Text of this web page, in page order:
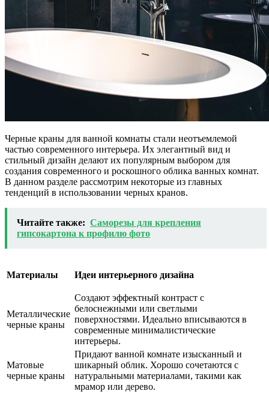
Черные краны для ванной комнаты стали неотъемлемой
частью современного интерьера. Их элегантный вид и
стильный дизайн делают их популярным выбором для
создания современного и роскошного облика ванных комнат.
В данном разделе рассмотрим некоторые из главных
тенденций в использовании черных кранов.
Читайте также: Саморезы для крепления
гипсокартона к профилю фото
Материалы Идеи интерьерного дизайна
Металлические
черные краны
Создают эффектный контраст с
белоснежными или светлыми
поверхностями. Идеально вписываются в
современные минималистические
интерьеры.
Матовые
черные краны
Придают ванной комнате изысканный и
шикарный облик. Хорошо сочетаются с
натуральными материалами, такими как
мрамор или дерево.